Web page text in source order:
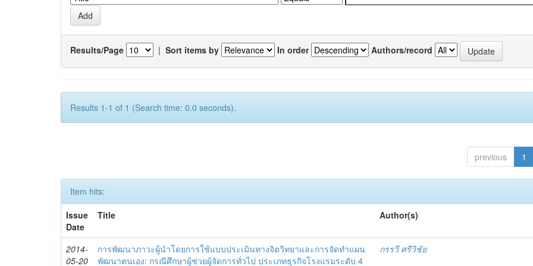
Results/Page | Sort items by In order Authors/record
Results 1-1 of 1 (Search time: 0.0 seconds).
previous 1
Item hits:
Issue
Date
Title Author(s)
2014-
05-20
การพัฒนาภาวะผู้นำโดยการใช้แบบประเมินทางจิตวิทยาและการจัดทำแผน
พัฒนาตนเอง: กรณีศึกษาผู้ช่วยผู้จัดการทั่วไป ประเภทธุรกิจโรงแรมระดับ 4
กรรวี ศรีวิชัย